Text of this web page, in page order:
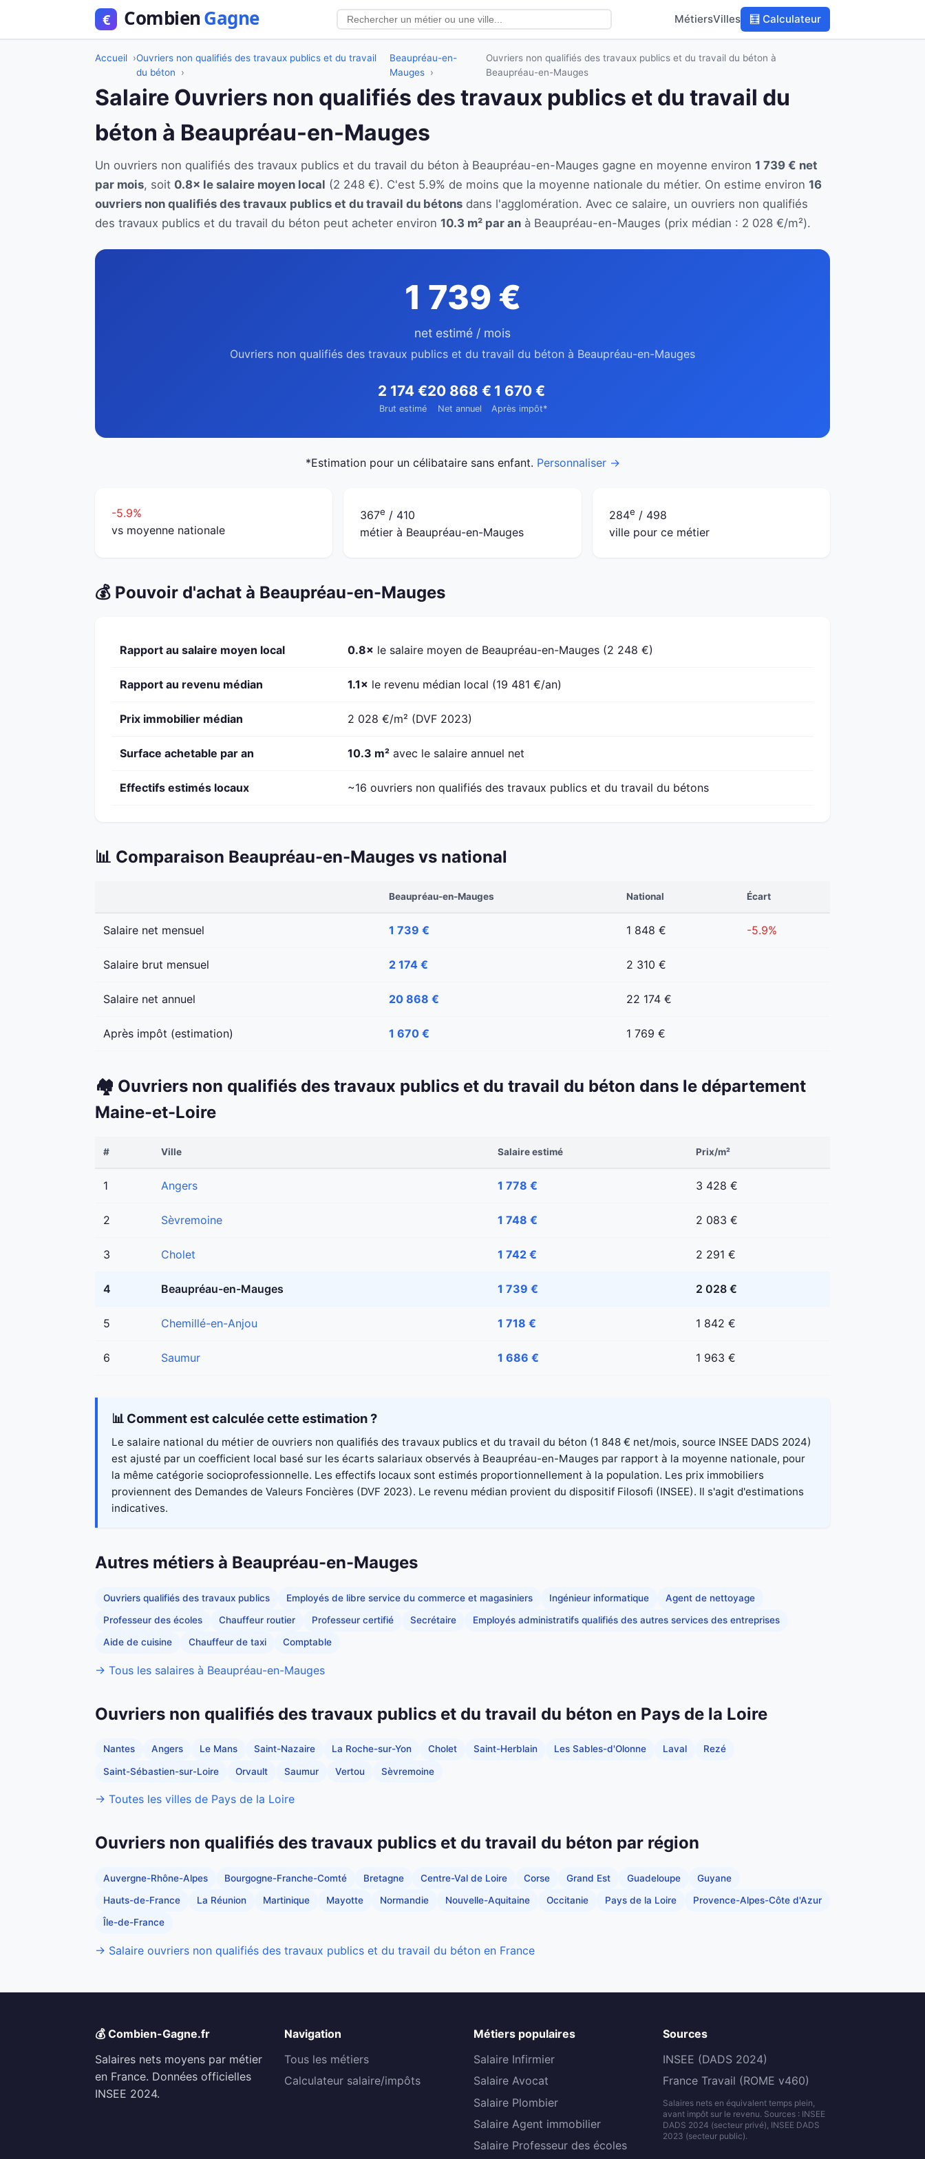
MétiersVilles 🧮 Calculateur
Accueil
Ouvriers non qualifiés des travaux publics et du travail
du béton
Beaupréau-en-
Mauges
Ouvriers non qualifiés des travaux publics et du travail du béton à
Beaupréau-en-Mauges
Salaire Ouvriers non qualifiés des travaux publics et du travail du
béton à Beaupréau-en-Mauges
Un ouvriers non qualifiés des travaux publics et du travail du béton à Beaupréau-en-Mauges gagne en moyenne environ 1 739 € net
par mois, soit 0.8× le salaire moyen local (2 248 €). C'est 5.9% de moins que la moyenne nationale du métier. On estime environ 16
ouvriers non qualifiés des travaux publics et du travail du bétons dans l'agglomération. Avec ce salaire, un ouvriers non qualifiés
des travaux publics et du travail du béton peut acheter environ 10.3 m² par an à Beaupréau-en-Mauges (prix médian : 2 028 €/m²).
1 739 €
net estimé / mois
Ouvriers non qualifiés des travaux publics et du travail du béton à Beaupréau-en-Mauges
2 174 €
Brut estimé
20 868 €
Net annuel
1 670 €
Après impôt*
*Estimation pour un célibataire sans enfant. Personnaliser →
-5.9%
vs moyenne nationale
367e / 410
métier à Beaupréau-en-Mauges
284e / 498
ville pour ce métier
💰 Pouvoir d'achat à Beaupréau-en-Mauges
Rapport au salaire moyen local 0.8× le salaire moyen de Beaupréau-en-Mauges (2 248 €)
Rapport au revenu médian 1.1× le revenu médian local (19 481 €/an)
Prix immobilier médian 2 028 €/m² (DVF 2023)
Surface achetable par an 10.3 m² avec le salaire annuel net
Effectifs estimés locaux ~16 ouvriers non qualifiés des travaux publics et du travail du bétons
📊 Comparaison Beaupréau-en-Mauges vs national
Beaupréau-en-Mauges National Écart
Salaire net mensuel 1 739 € 1 848 € -5.9%
Salaire brut mensuel 2 174 € 2 310 €
Salaire net annuel 20 868 € 22 174 €
Après impôt (estimation) 1 670 € 1 769 €
🏘️ Ouvriers non qualifiés des travaux publics et du travail du béton dans le département
Maine-et-Loire
# Ville Salaire estimé Prix/m²
1 Angers 1 778 € 3 428 €
2 Sèvremoine 1 748 € 2 083 €
3 Cholet 1 742 € 2 291 €
4 Beaupréau-en-Mauges 1 739 € 2 028 €
5 Chemillé-en-Anjou 1 718 € 1 842 €
6 Saumur 1 686 € 1 963 €
📊 Comment est calculée cette estimation ?
Le salaire national du métier de ouvriers non qualifiés des travaux publics et du travail du béton (1 848 € net/mois, source INSEE DADS 2024)
est ajusté par un coefficient local basé sur les écarts salariaux observés à Beaupréau-en-Mauges par rapport à la moyenne nationale, pour
la même catégorie socioprofessionnelle. Les effectifs locaux sont estimés proportionnellement à la population. Les prix immobiliers
proviennent des Demandes de Valeurs Foncières (DVF 2023). Le revenu médian provient du dispositif Filosofi (INSEE). Il s'agit d'estimations
indicatives.
Autres métiers à Beaupréau-en-Mauges
Ouvriers qualifiés des travaux publics Employés de libre service du commerce et magasiniers Ingénieur informatique Agent de nettoyage
Professeur des écoles Chauffeur routier Professeur certifié Secrétaire Employés administratifs qualifiés des autres services des entreprises
Aide de cuisine Chauffeur de taxi Comptable
→ Tous les salaires à Beaupréau-en-Mauges
Ouvriers non qualifiés des travaux publics et du travail du béton en Pays de la Loire
Nantes Angers Le Mans Saint-Nazaire La Roche-sur-Yon Cholet Saint-Herblain Les Sables-d'Olonne Laval Rezé
Saint-Sébastien-sur-Loire Orvault Saumur Vertou Sèvremoine
→ Toutes les villes de Pays de la Loire
Ouvriers non qualifiés des travaux publics et du travail du béton par région
Auvergne-Rhône-Alpes Bourgogne-Franche-Comté Bretagne Centre-Val de Loire Corse Grand Est Guadeloupe Guyane
Hauts-de-France La Réunion Martinique Mayotte Normandie Nouvelle-Aquitaine Occitanie Pays de la Loire Provence-Alpes-Côte d'Azur
Île-de-France
→ Salaire ouvriers non qualifiés des travaux publics et du travail du béton en France
💰 Combien-Gagne.fr
Salaires nets moyens par métier
en France. Données officielles
INSEE 2024.
Navigation
Tous les métiers
Calculateur salaire/impôts
Métiers populaires
Salaire Infirmier
Salaire Avocat
Salaire Plombier
Salaire Agent immobilier
Salaire Professeur des écoles
Sources
INSEE (DADS 2024)
France Travail (ROME v460)
Salaires nets en équivalent temps plein,
avant impôt sur le revenu. Sources : INSEE
DADS 2024 (secteur privé), INSEE DADS
2023 (secteur public).